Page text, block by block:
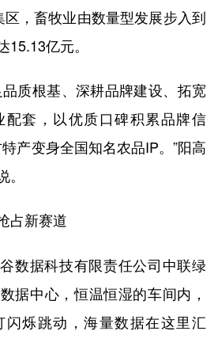
，畜牧业由数量型发展步入到
亿元。
质根基、深耕品牌建设、拓宽
套，以优质口碑积累品牌信
产变身全国知名农品IP。”阳高
占新赛道
据科技有限责任公司中联绿
据中心，恒温恒湿的车间内，
烁跳动，海量数据在这里汇